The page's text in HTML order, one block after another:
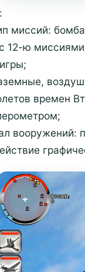
миссий:
12-ю
времен
вооружений: